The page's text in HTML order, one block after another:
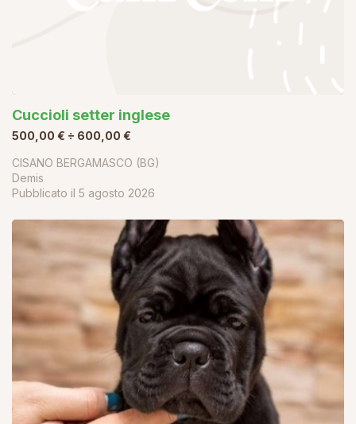
Cuccioli setter inglese
500,00 € ÷ 600,00 €
CISANO BERGAMASCO (BG)
Demis
Pubblicato il 5 agosto 2026